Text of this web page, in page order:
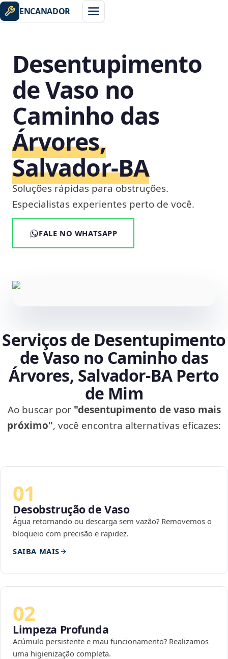
ENCANADOR
Desentupimento
de Vaso no
Caminho das
Árvores,
Salvador‑BA
Soluções rápidas para obstruções.
Especialistas experientes perto de você.
FALE NO WHATSAPP
Serviços de Desentupimento
de Vaso no Caminho das
Árvores, Salvador‑BA Perto
de Mim
Ao buscar por "desentupimento de vaso mais
próximo", você encontra alternativas eficazes:
01
Desobstrução de Vaso
Água retornando ou descarga sem vazão? Removemos o
bloqueio com precisão e rapidez.
SAIBA MAIS
02
Limpeza Profunda
Acúmulo persistente e mau funcionamento? Realizamos
uma higienização completa.